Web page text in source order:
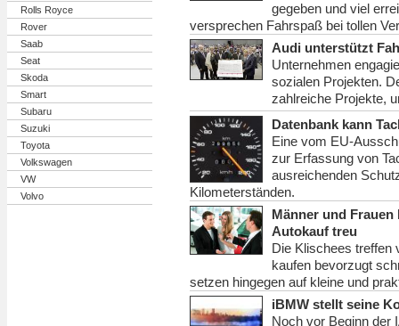
Rolls Royce
Rover
Saab
Seat
Skoda
Smart
Subaru
Suzuki
Toyota
Volkswagen
VW
Volvo
gegeben und viel
versprechen Fahrspaß bei tollen
Audi unterstützt
Unternehmen
sozialen Projekten.
zahlreiche Projekte,
Datenbank kann
Eine vom EU-
zur Erfassung von
ausreichenden
Kilometerständen.
Männer und
Autokauf treu
Die Klischees treffen
kaufen bevorzugt
setzen hingegen auf kleine und
iBMW stellt seine
Noch vor Beginn der